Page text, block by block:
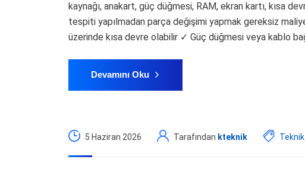
kaynağı, anakart, güç düğmesi, RAM, ekran kartı, kısa
tespiti yapılmadan parça değişimi yapmak gereksiz
üzerinde kısa devre olabilir ✓ Güç düğmesi veya kablo
Devamını Oku
5 Haziran 2026 Tarafından kteknik